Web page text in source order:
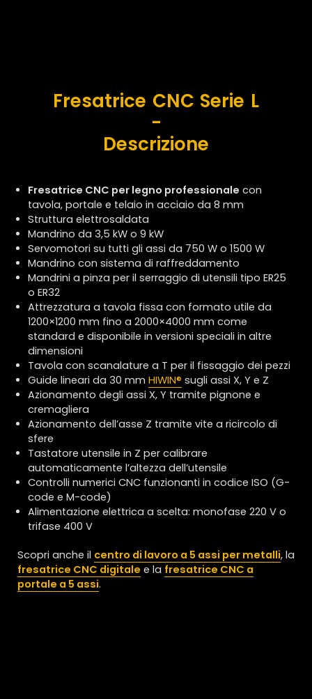
Fresatrice CNC Serie L
-
Descrizione
Fresatrice CNC per legno professionale con
tavola, portale e telaio in acciaio da 8 mm
Struttura elettrosaldata
Mandrino da 3,5 kW o 9 kW
Servomotori su tutti gli assi da 750 W o 1500 W
Mandrino con sistema di raffreddamento
Mandrini a pinza per il serraggio di utensili tipo ER25
o ER32
Attrezzatura a tavola fissa con formato utile da
1200×1200 mm fino a 2000×4000 mm come
standard e disponibile in versioni speciali in altre
dimensioni
Tavola con scanalature a T per il fissaggio dei pezzi
Guide lineari da 30 mm HIWIN® sugli assi X, Y e Z
Azionamento degli assi X, Y tramite pignone e
cremagliera
Azionamento dell’asse Z tramite vite a ricircolo di
sfere
Tastatore utensile in Z per calibrare
automaticamente l’altezza dell’utensile
Controlli numerici CNC funzionanti in codice ISO (G-
code e M-code)
Alimentazione elettrica a scelta: monofase 220 V o
trifase 400 V
Scopri anche il centro di lavoro a 5 assi per metalli, la
fresatrice CNC digitale e la fresatrice CNC a
portale a 5 assi.